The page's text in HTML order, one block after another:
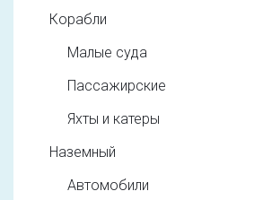
Корабли
Малые суда
Пассажирские
Яхты и катеры
Наземный
Автомобили